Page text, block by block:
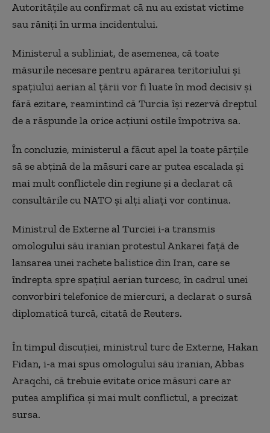
Autoritățile au confirmat că nu au existat victime
sau răniți în urma incidentului.
Ministerul a subliniat, de asemenea, că toate
măsurile necesare pentru apărarea teritoriului și
spațiului aerian al țării vor fi luate în mod decisiv și
fără ezitare, reamintind că Turcia își rezervă dreptul
de a răspunde la orice acțiuni ostile împotriva sa.
În concluzie, ministerul a făcut apel la toate părțile
să se abțină de la măsuri care ar putea escalada și
mai mult conflictele din regiune și a declarat că
consultările cu NATO și alți aliați vor continua.
Ministrul de Externe al Turciei i-a transmis
omologului său iranian protestul Ankarei faţă de
lansarea unei rachete balistice din Iran, care se
îndrepta spre spaţiul aerian turcesc, în cadrul unei
convorbiri telefonice de miercuri, a declarat o sursă
diplomatică turcă, citată de Reuters.
În timpul discuţiei, ministrul turc de Externe, Hakan
Fidan, i-a mai spus omologului său iranian, Abbas
Araqchi, că trebuie evitate orice măsuri care ar
putea amplifica şi mai mult conflictul, a precizat
sursa.